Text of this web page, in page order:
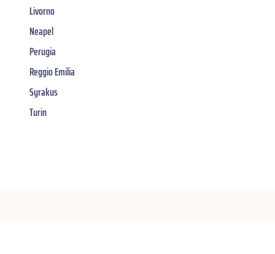
Livorno
Neapel
Perugia
Reggio Emilia
Syrakus
Turin